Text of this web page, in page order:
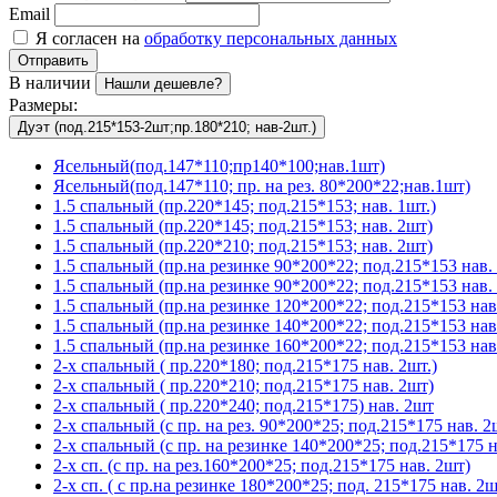
Email
Я согласен на обработку персональных данных
Отправить
В наличии Нашли дешевле?
Размеры:
Дуэт (под.215*153-2шт;пр.180*210; нав-2шт.)
Ясельный(под.147*110;пр140*100;нав.1шт)
Ясельный(под.147*110; пр. на рез. 80*200*22;нав.1шт)
1.5 спальный (пр.220*145; под.215*153; нав. 1шт.)
1.5 спальный (пр.220*145; под.215*153; нав. 2шт)
1.5 спальный (пр.220*210; под.215*153; нав. 2шт)
1.5 спальный (пр.на резинке 90*200*22; под.215*153
1.5 спальный (пр.на резинке 90*200*22; под.215*153
1.5 спальный (пр.на резинке 120*200*22; под.215*153
1.5 спальный (пр.на резинке 140*200*22; под.215*153
1.5 спальный (пр.на резинке 160*200*22; под.215*153
2-х спальный ( пр.220*180; под.215*175 нав. 2шт.)
2-х спальный ( пр.220*210; под.215*175 нав. 2шт)
2-х спальный ( пр.220*240; под.215*175) нав. 2шт
2-х спальный (с пр. на рез. 90*200*25; под.215*175 нав.
2-х спальный (с пр. на резинке 140*200*25; под.215*175
2-х сп. (с пр. на рез.160*200*25; под.215*175 нав. 2шт)
2-х сп. ( с пр.на резинке 180*200*25; под. 215*175 нав.